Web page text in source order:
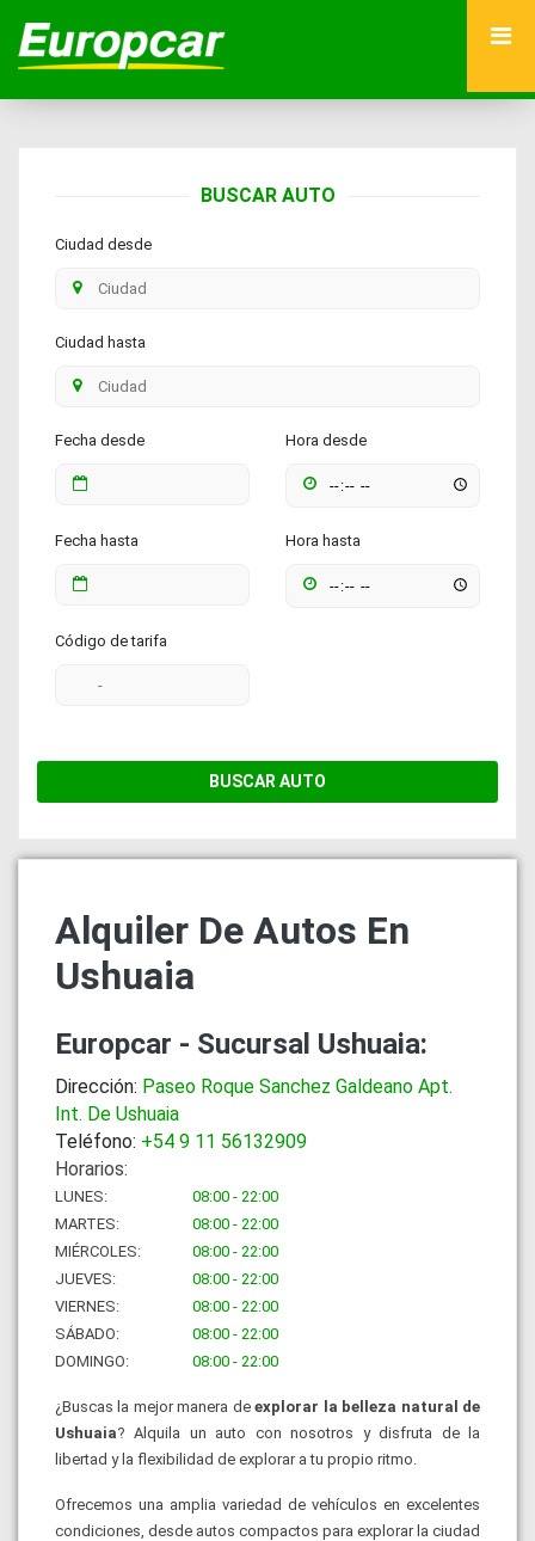
BUSCAR AUTO
Ciudad desde
Ciudad hasta
Fecha desde Hora desde
Fecha hasta Hora hasta
Código de tarifa
BUSCAR AUTO
Alquiler De Autos En
Ushuaia
Europcar - Sucursal Ushuaia:
Dirección: Paseo Roque Sanchez Galdeano Apt.
Int. De Ushuaia
Teléfono: +54 9 11 56132909
Horarios:
LUNES:
08:00 - 22:00
MARTES:
08:00 - 22:00
MIÉRCOLES:
08:00 - 22:00
JUEVES:
08:00 - 22:00
VIERNES:
08:00 - 22:00
SÁBADO:
08:00 - 22:00
DOMINGO:
08:00 - 22:00
¿Buscas la mejor manera de explorar la belleza natural de
Ushuaia?Alquila un auto con nosotros y disfruta de la
libertad y la flexibilidad de explorar a tu propio ritmo.
Ofrecemos una amplia variedad de vehículos en excelentes
condiciones, desde autos compactos para explorar la ciudad